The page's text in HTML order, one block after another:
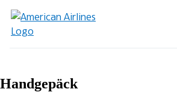
Handgepäck